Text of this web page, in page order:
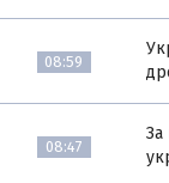
08:59
08:47
За